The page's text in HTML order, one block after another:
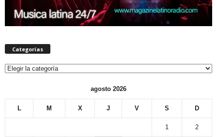
Categorías
Categorías
agosto 2026
L M X J V S D
1 2